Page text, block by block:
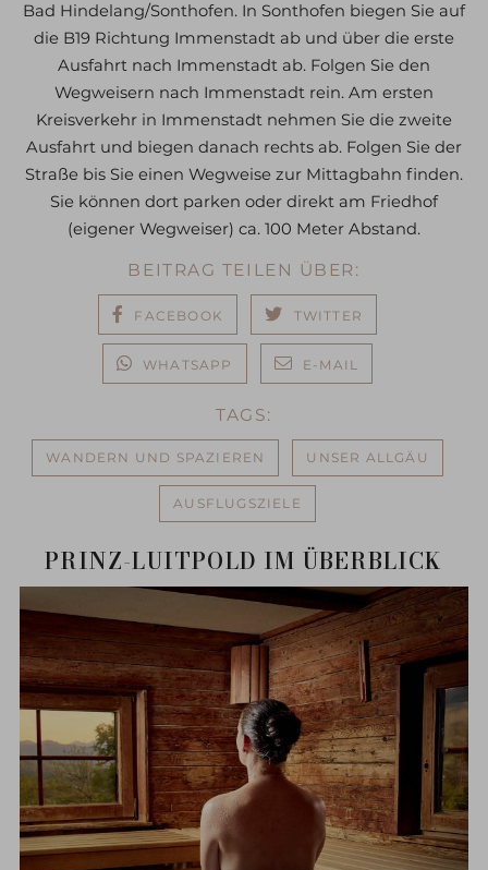
Bad Hindelang/Sonthofen. In Sonthofen biegen Sie auf
die B19 Richtung Immenstadt ab und über die erste
Ausfahrt nach Immenstadt ab. Folgen Sie den
Wegweisern nach Immenstadt rein. Am ersten
Kreisverkehr in Immenstadt nehmen Sie die zweite
Ausfahrt und biegen danach rechts ab. Folgen Sie der
Straße bis Sie einen Wegweise zur Mittagbahn finden.
Sie können dort parken oder direkt am Friedhof
(eigener Wegweiser) ca. 100 Meter Abstand.
BEITRAG TEILEN ÜBER:
FACEBOOK TWITTER
WHATSAPP E-MAIL
TAGS:
WANDERN UND SPAZIEREN UNSER ALLGÄU
AUSFLUGSZIELE
PRINZ-LUITPOLD IM ÜBERBLICK